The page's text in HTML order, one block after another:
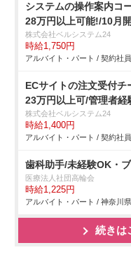
システムの操作案内コ
28万円以上可能!/10月
株式会社ベルシステム24
時給1,750円
アルバイト・パート / 契約社
ECサイトの注文受付チ
23万円以上可/管理者経
株式会社ベルシステム24
時給1,400円
アルバイト・パート / 契約社
歯科助手/未経験OK・
医療法人社団高輪会
時給1,225円
アルバイト・パート / 神奈川県
続きは